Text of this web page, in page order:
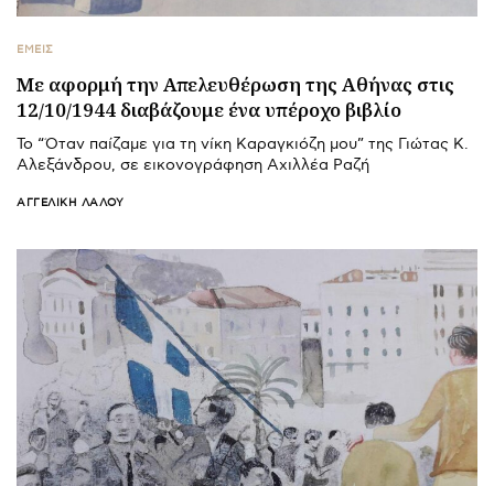
ΕΜΕΙΣ
Με αφορμή την Απελευθέρωση της Αθήνας στις
12/10/1944 διαβάζουμε ένα υπέροχο βιβλίο
Το “Όταν παίζαμε για τη νίκη Καραγκιόζη μου” της Γιώτας Κ.
Αλεξάνδρου, σε εικονογράφηση Αχιλλέα Ραζή
ΑΓΓΕΛΙΚΉ ΛΆΛΟΥ